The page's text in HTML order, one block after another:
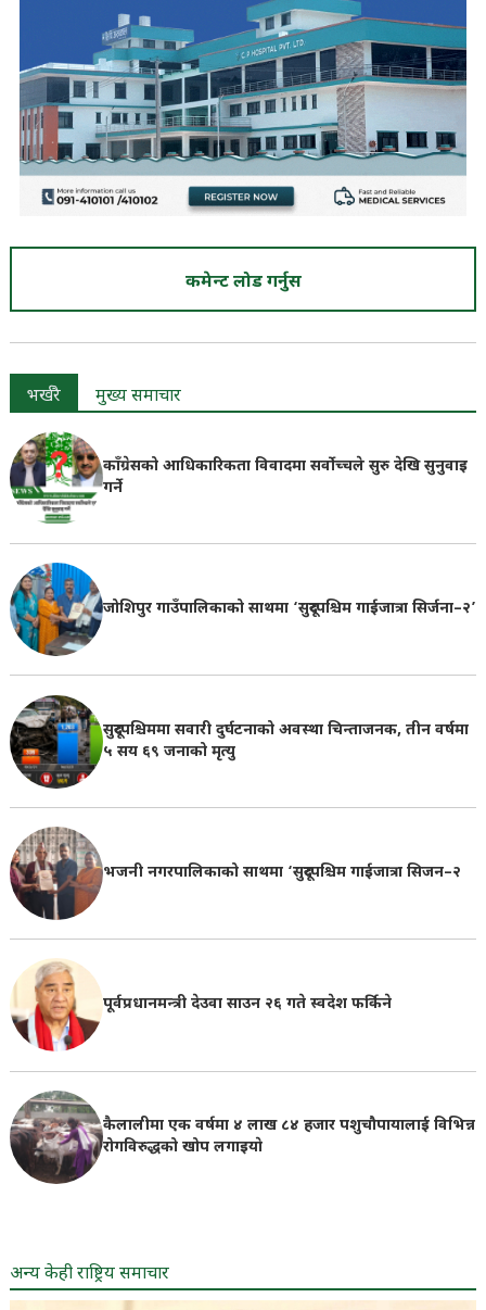
कमेन्ट लोड गर्नुस
भर्खरै मुख्य समाचार
काँग्रेसको आधिकारिकता विवादमा सर्वोच्चले सुरु देखि सुनुवाइ
गर्ने
जोशिपुर गाउँपालिकाको साथमा ‘सुदूरपश्चिम गाईजात्रा सिर्जना–२’
सुदूरपश्चिममा सवारी दुर्घटनाको अवस्था चिन्ताजनक, तीन वर्षमा
५ सय ६९ जनाको मृत्यु
भजनी नगरपालिकाको साथमा ‘सुदूरपश्चिम गाईजात्रा सिजन–२
पूर्वप्रधानमन्त्री देउवा साउन २६ गते स्वदेश फर्किने
कैलालीमा एक वर्षमा ४ लाख ८४ हजार पशुचौपायालाई विभिन्न
रोगविरुद्धको खोप लगाइयाे
अन्य केही राष्ट्रिय समाचार